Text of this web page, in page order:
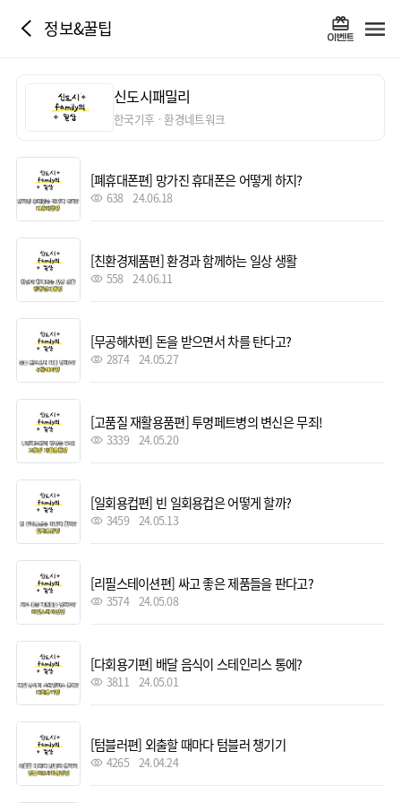
정보&꿀팁
신도시패밀리
한국기후ㆍ환경네트워크
[폐휴대폰편] 망가진 휴대폰은 어떻게 하지?
638 24.06.18
[친환경제품편] 환경과 함께하는 일상 생활
558 24.06.11
[무공해차편] 돈을 받으면서 차를 탄다고?
2874 24.05.27
[고품질 재활용품편] 투명페트병의 변신은 무죄!
3339 24.05.20
[일회용컵편] 빈 일회용컵은 어떻게 할까?
3459 24.05.13
[리필스테이션편] 싸고 좋은 제품들을 판다고?
3574 24.05.08
[다회용기편] 배달 음식이 스테인리스 통에?
3811 24.05.01
[텀블러편] 외출할 때마다 텀블러 챙기기
4265 24.04.24